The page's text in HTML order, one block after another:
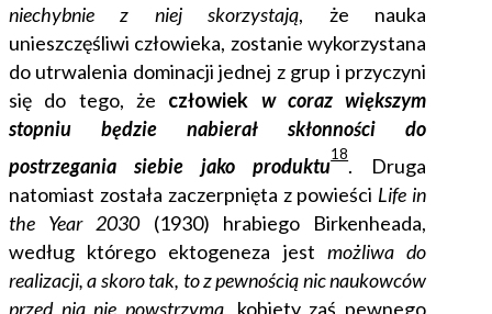
niechybnie z niej skorzystają, że nauka
unieszczęśliwi człowieka, zostanie wykorzystana
do utrwalenia dominacji jednej z grup i przyczyni
się do tego, że człowiek w coraz większym
stopniu będzie nabierał skłonności do
postrzegania siebie jako produktu
18
.
Druga
natomiast została zaczerpnięta z powieści Life in
the Year 2030(1930) hrabiego Birkenheada,
według którego ektogeneza jest możliwa do
realizacji, a skoro tak, to z pewnością nic naukowców
przed nią nie powstrzyma, kobiety zaś pewnego